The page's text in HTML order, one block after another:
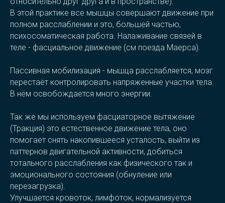
В этой практике все мышцы совершают движение при
полном расслаблении и это, большей частью,
психосоматическая работа. Налаживание связей в
теле - фасциальное движение (см поезда Маерса).
Пассивная мобилизация - мышца расслабляется, мозг
перестаёт контролировать напряженные участки тела.
В нём освобождается много энергии.
Так же мы используем фасциаторное вытяжение
(Тракция) это естественное движение тела, оно
помогает снять накопившееся усталость, выйти из
паттернов двигательной активности, добиться
тотального расслабления как физического так и
эмоционального состояния (обнуление или
перезагрузка).
Улучшается кровоток, лимфоток, нормализуется